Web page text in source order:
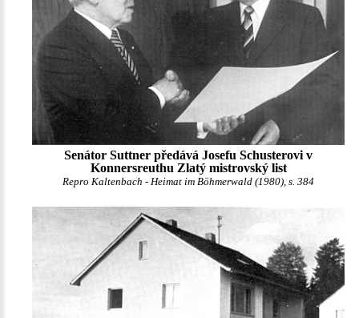
Senátor Suttner předává Josefu Schusterovi v
Konnersreuthu Zlatý mistrovský list
Repro Kaltenbach - Heimat im Böhmerwald (1980), s. 384